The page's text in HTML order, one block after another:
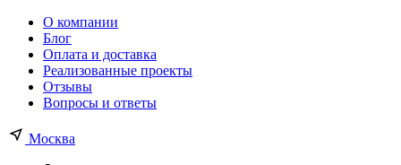
О компании
Блог
Оплата и доставка
Реализованные проекты
Отзывы
Вопросы и ответы
Москва